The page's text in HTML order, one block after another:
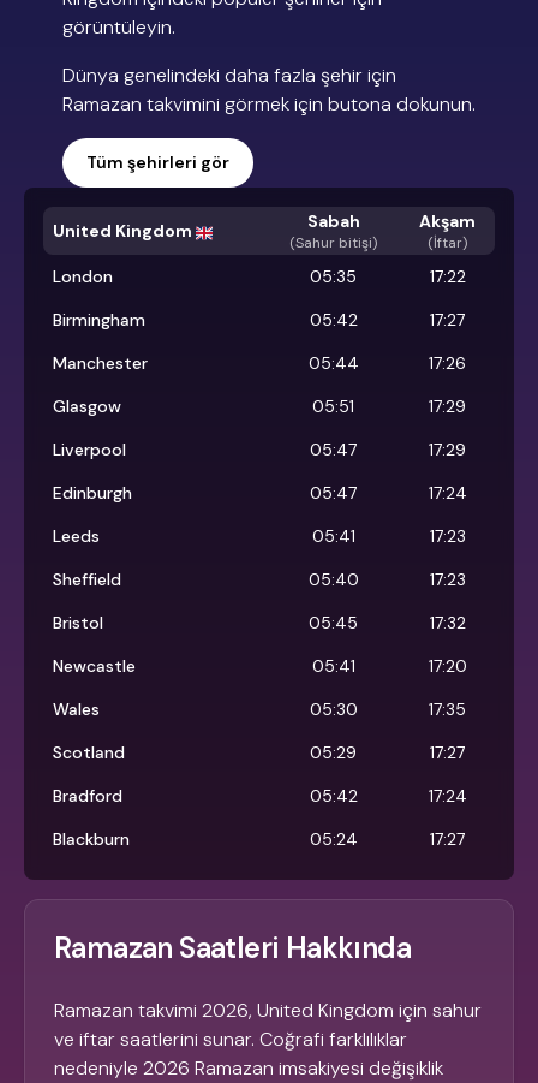
görüntüleyin.
Dünya genelindeki daha fazla şehir için
Ramazan takvimini görmek için butona dokunun.
Tüm şehirleri gör
United Kingdom Sabah
(Sahur bitişi)
Akşam
(İftar)
London 05:35
17:22
Birmingham
05:42
17:27
Manchester
05:44
17:26
Glasgow
05:51
17:29
Liverpool
05:47
17:29
Edinburgh
05:47
17:24
Leeds
05:41
17:23
Sheffield
05:40
17:23
Bristol
05:45
17:32
Newcastle
05:41
17:20
Wales
05:30
17:35
Scotland
05:29
17:27
Bradford
05:42
17:24
Blackburn
05:24 17:27
Ramazan Saatleri Hakkında
Ramazan takvimi 2026, United Kingdom için sahur
ve iftar saatlerini sunar. Coğrafi farklılıklar
nedeniyle 2026 Ramazan imsakiyesi değişiklik